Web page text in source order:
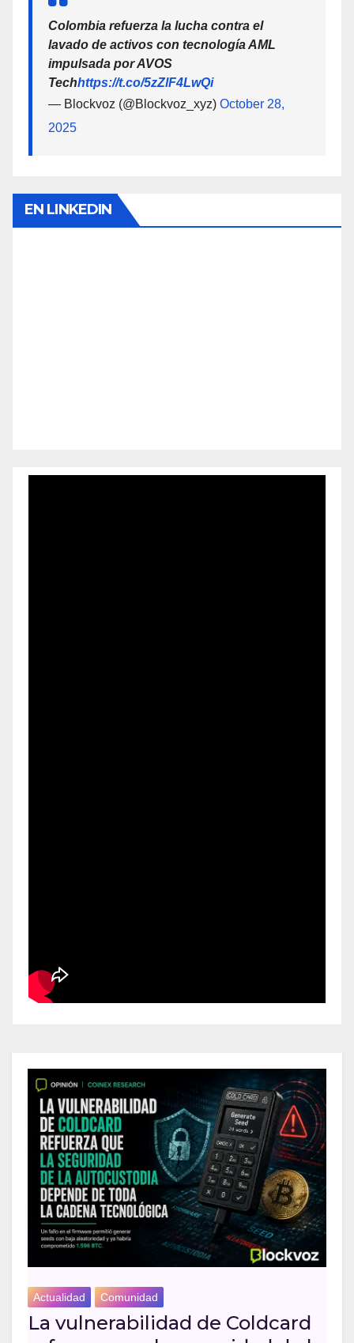
Colombia refuerza la lucha contra el
lavado de activos con tecnología AML
impulsada por AVOS
Techhttps://t.co/5zZlF4LwQi
— Blockvoz (@Blockvoz_xyz) October 28,
2025
EN LINKEDIN
Actualidad Comunidad
La vulnerabilidad de Coldcard